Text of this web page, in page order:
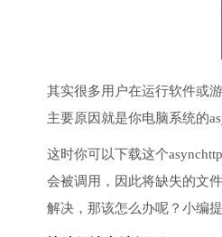
其实很多用户在运行软件或
主要原因就是你电脑系统的
这时你可以下载这个
会被调用，因此将缺失的文
解决，那该怎么办呢？小编